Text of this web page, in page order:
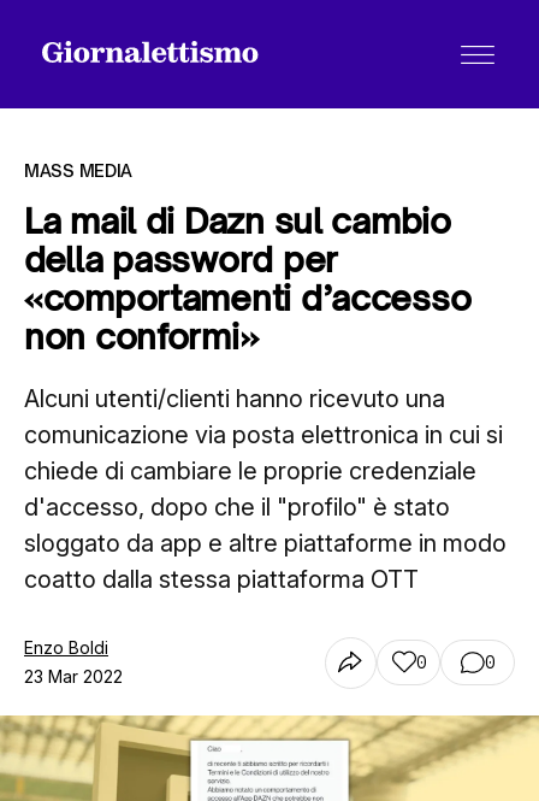
Tutti gli articoli
Contatti
MASS MEDIA
La mail di Dazn sul cambio
della password per
«comportamenti d’accesso
non conformi»
Alcuni utenti/clienti hanno ricevuto una
comunicazione via posta elettronica in cui si
chiede di cambiare le proprie credenziale
d'accesso, dopo che il "profilo" è stato
sloggato da app e altre piattaforme in modo
coatto dalla stessa piattaforma OTT
Enzo Boldi
23 Mar 2022
0 0